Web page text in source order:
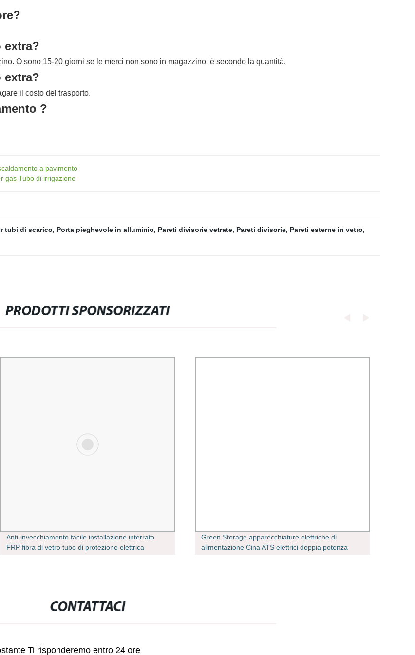
extra?
O sono 15-20 giorni se le merci non sono in magazzino, è secondo la quantità.
extra?
il costo del trasporto.
?
a pavimento
gas Tubo di irrigazione
tubi di scarico, Porta pieghevole in alluminio, Pareti divisorie vetrate, Pareti divisorie, Pareti esterne in vetro,
PRODOTTI SPONSORIZZATI
Anti-invecchiamento facile installazione interrato
FRP fibra di vetro tubo di protezione elettrica
Green Storage apparecchiature elettriche di
alimentazione Cina ATS elettrici doppia potenza
CONTATTACI
Ti risponderemo entro 24 ore